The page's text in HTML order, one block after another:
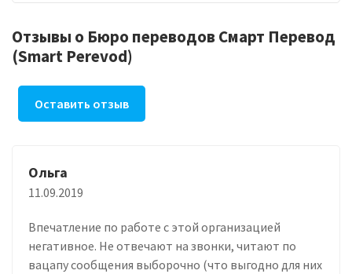
Отзывы о Бюро переводов Смарт Перевод
(Smart Perevod)
Оставить отзыв
Ольга
11.09.2019
Впечатление по работе с этой организацией
негативное. Не отвечают на звонки, читают по
вацапу сообщения выборочно (что выгодно для них